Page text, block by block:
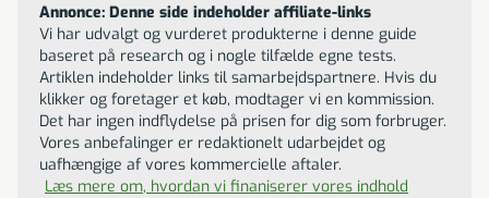
Annonce: Denne side indeholder affiliate-links
Vi har udvalgt og vurderet produkterne i denne guide
baseret på research og i nogle tilfælde egne tests.
Artiklen indeholder links til samarbejdspartnere. Hvis du
klikker og foretager et køb, modtager vi en kommission.
Det har ingen indflydelse på prisen for dig som forbruger.
Vores anbefalinger er redaktionelt udarbejdet og
uafhængige af vores kommercielle aftaler.
Læs mere om, hvordan vi finaniserer vores indhold